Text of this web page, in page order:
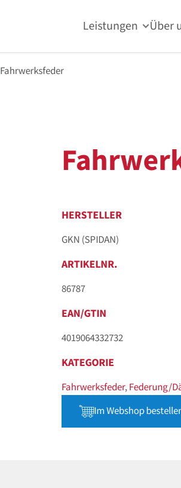
Leistungen Über
Fahrwerksfeder
HERSTELLER
GKN (SPIDAN)
ARTIKELNR.
86787
EAN/GTIN
4019064332732
KATEGORIE
Fahrwerksfeder,Federung/
Im Webshop